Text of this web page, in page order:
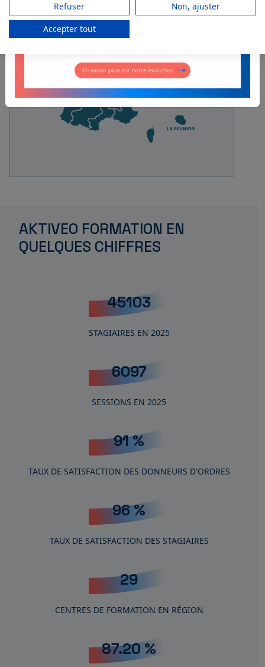
AKTIVEO FORMATION EN
QUELQUES CHIFFRES
45103
STAGIAIRES EN 2025
6097
SESSIONS EN 2025
91%
TAUX DE SATISFACTION DES DONNEURS D'ORDRES
96%
TAUX DE SATISFACTION DES STAGIAIRES
29
CENTRES DE FORMATION EN RÉGION
87.20 %
Refuser
Non, ajuster
Accepter tout